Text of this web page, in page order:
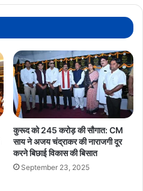
कुरूद को 245 करोड़ की सौगात: CM
साय ने अजय चंद्राकर की नाराजगी दूर
करने बिछाई विकास की बिसात
September 23, 2025